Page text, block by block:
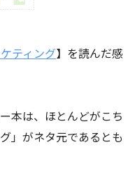
ティング】を読んだ感
本は、ほとんどがこち
」がネタ元であるとも